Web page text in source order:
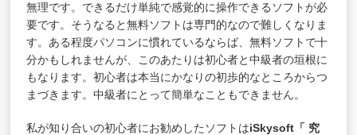
無理です。できるだけ単純で感覚的に操作できるソフトが必
要です。そうなると無料ソフトは専門的なので難しくなりま
す。ある程度パソコンに慣れているならば、無料ソフトで十
分かもしれませんが、このあたりは初心者と中級者の垣根に
もなります。初心者は本当にかなりの初歩的なところからつ
まづきます。中級者にとって簡単なこともできません。
私が知り合いの初心者にお勧めしたソフトはiSkysoft「 究